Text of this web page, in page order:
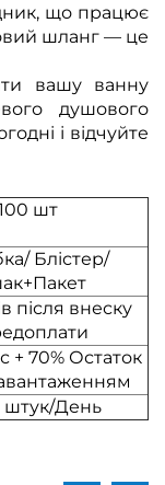
що працює
шланг — це
вашу ванну
душового
і відчуйте
шт
Блістер/
після внеску
+ 70% Остаток
штук/День